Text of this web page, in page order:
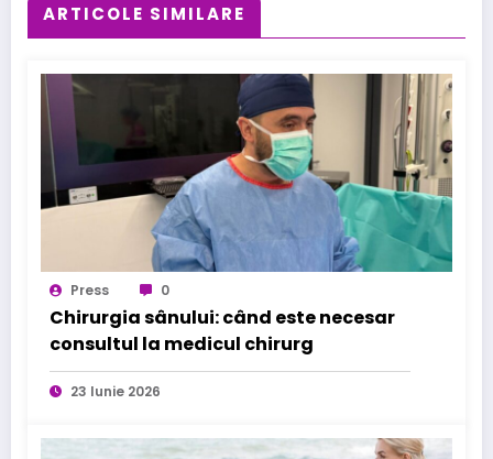
ARTICOLE SIMILARE
Press 0
Chirurgia sânului: când este necesar
consultul la medicul chirurg
23 Iunie 2026